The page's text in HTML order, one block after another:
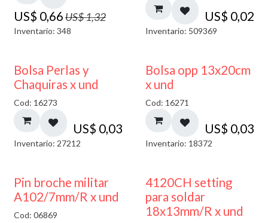
US$ 0,66US$1,32
Inventario: 348
US$ 0,02
Inventario: 509369
Bolsa Perlas y
Chaquiras x und
Cod: 16273
US$ 0,03
Inventario: 27212
Bolsa opp 13x20cm
x und
Cod: 16271
US$ 0,03
Inventario: 18372
Pin broche militar
A102/7mm/R x und
Cod: 06869
4120CH setting
para soldar
18x13mm/R x und